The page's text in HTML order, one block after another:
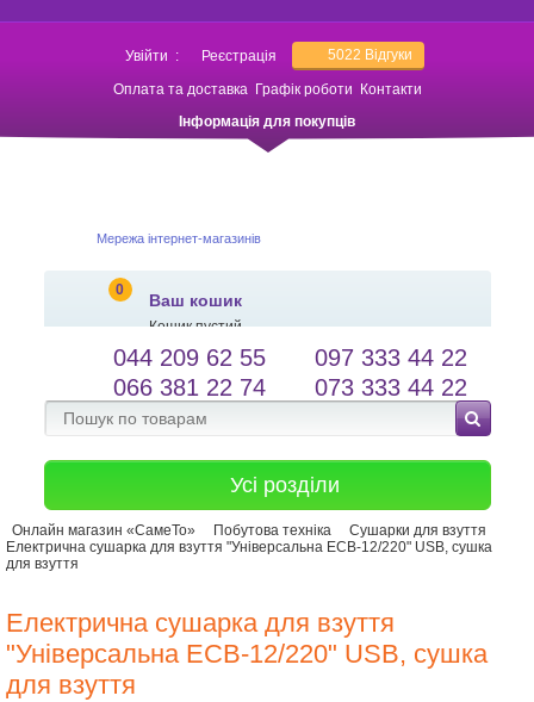
Увійти : Реєстрація 5022 Відгуки
Оплата та доставка Графік роботи
Контакти
Інформація для покупців
Мережа інтернет-магазинів
0
Ваш кошик
Кошик пустий
salessameto@gmail.com
Зворотній зв'язок
Мова сайту
044 209 62 55
097 333 44 22
066 381 22 74
073 333 44 22
Усі розділи
Онлайн магазин «СамеТо» Побутова техніка
Сушарки для взуття
Електрична сушарка для взуття "Універсальна ЕСВ-12/220" USB, сушка
для взуття
Електрична сушарка для взуття
"Універсальна ЕСВ-12/220" USB, сушка
для взуття